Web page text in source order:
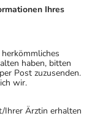
Ihres
haben, bitten
Post zuzusenden.
wir.
Ihrer Ärztin erhalten